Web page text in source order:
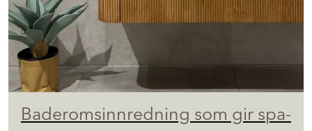
Baderomsinnredning som gir spa-